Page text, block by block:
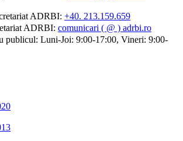
ADRBI: +40. 213.159.659
ADRBI: comunicari ( @ ) adrbi.ro
publicul: Luni-Joi: 9:00-17:00, Vineri: 9:00-